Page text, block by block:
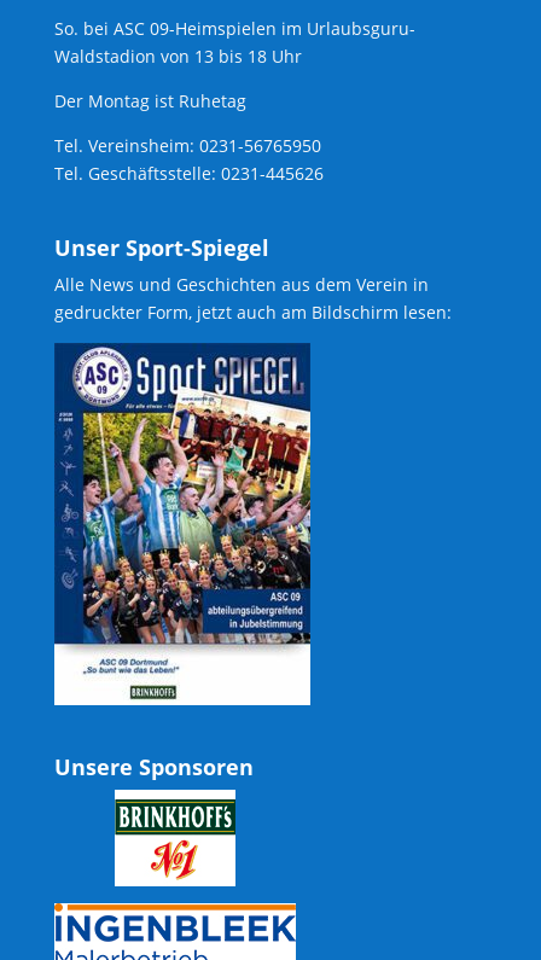
So. bei ASC 09-Heimspielen im Urlaubsguru-
Waldstadion von 13 bis 18 Uhr
Der Montag ist Ruhetag
Tel. Vereinsheim: 0231-56765950
Tel. Geschäftsstelle: 0231-445626
Unser Sport-Spiegel
Alle News und Geschichten aus dem Verein in
gedruckter Form, jetzt auch am Bildschirm lesen:
Unsere Sponsoren